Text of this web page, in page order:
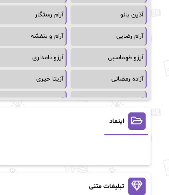
آذین بانو آرام رستگار
آرام رضایی آرام و بنفشه
آرزو طهماسبی آرزو نامداری
آزاده رمضانی آزیتا خیری
آسمان64 آسمان۶۵
آسیه احمدی
آن ماری سلینکو آنا تاد
آنالیا
اینماد
تبلیغات متنی